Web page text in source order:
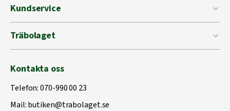
Kundservice
Träbolaget
Kontakta oss
Telefon:070-990 00 23
Mail:butiken@trabolaget.se